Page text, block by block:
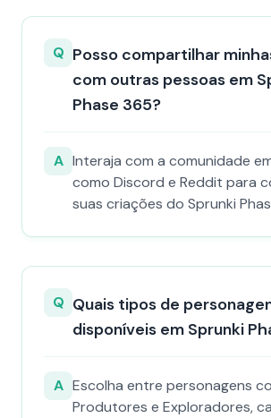
Q Posso compartilhar
com outras pessoas em
Phase 365?
A Interaja com a comunidade
como Discord e Reddit para
suas criações do Sprunki
Q Quais tipos de
disponíveis em Sprunki
A Escolha entre personagens
Produtores e Exploradores,